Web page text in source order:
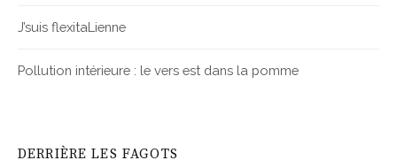
J’suis flexitaLienne
Pollution intérieure : le vers est dans la pomme
DERRIÈRE LES FAGOTS